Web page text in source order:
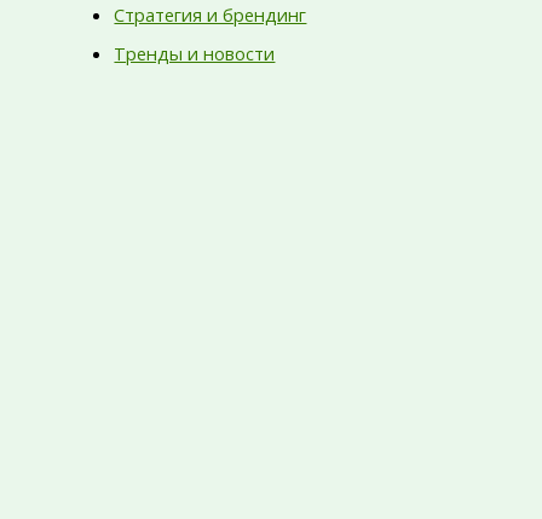
Стратегия и брендинг
Тренды и новости